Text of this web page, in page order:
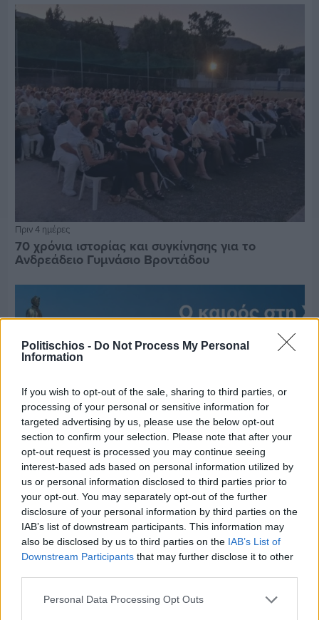
Politischios - Do Not Process My Personal
Information
If you wish to opt-out of the sale, sharing to third parties, or
processing of your personal or sensitive information for
targeted advertising by us, please use the below opt-out
section to confirm your selection. Please note that after your
opt-out request is processed you may continue seeing
interest-based ads based on personal information utilized by
us or personal information disclosed to third parties prior to
your opt-out. You may separately opt-out of the further
disclosure of your personal information by third parties on the
IAB’s list of downstream participants. This information may
also be disclosed by us to third parties on the IAB’s List of
Downstream Participants that may further disclose it to other
Personal Data Processing Opt Outs
Πριν 4 ημέρες
70 χρόνια ιστορίας και συγκίνησης για το
Ανδρεάδειο Γυμνάσιο Βροντάδου
Πριν 4 ημέρες
Ο καιρός στη Χίο, σήμερα 3 Αυγούστου 2026